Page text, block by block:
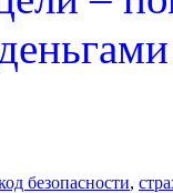
безопасности,